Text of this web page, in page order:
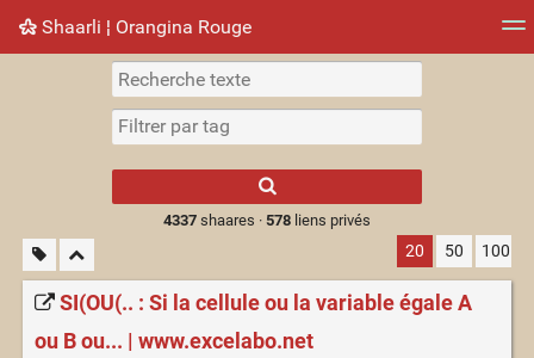
Shaarli ¦ Orangina Rouge
Nuage de tags Mur d'images
results.
4337shaares · 578liens privés
20 50 100
SI(OU(.. : Si la cellule ou la variable égale A
ou B ou... | www.excelabo.net